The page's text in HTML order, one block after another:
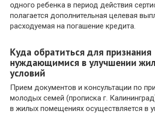
одного ребенка в период действия
полагается дополнительная целевая
расходуемая на погашение кредита.
Куда обратиться для признания
нуждающимися в улучшении
условий
Прием документов и консультации по
молодых семей (прописка г.
в жилых помещениях осуществляется в